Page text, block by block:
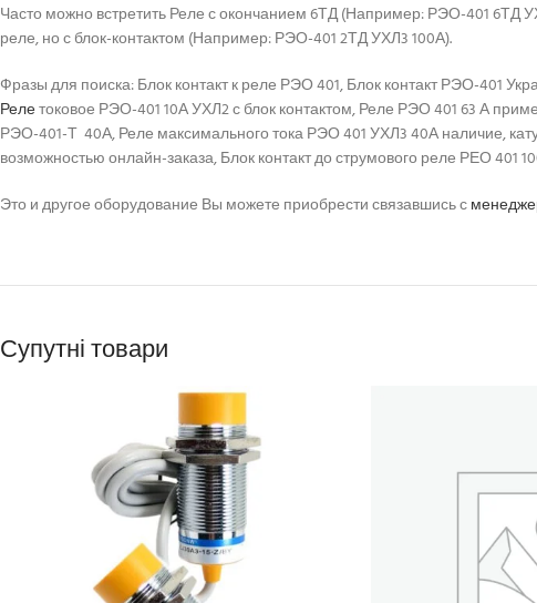
Часто можно встретить Реле с окончанием 6ТД (Например: РЭО-401 6ТД
реле, но с блок-контактом (Например: РЭО-401 2ТД УХЛ3 100А).
Фразы для поиска: Блок контакт к реле РЭО 401, Блок контакт РЭО-401
Релетоковое РЭО-401 10А УХЛ2 с блок контактом, Реле РЭО 401 63 А
РЭО-401-Т 40А, Реле максимального тока РЭО 401 УХЛ3 40А наличие,
возможностью онлайн-заказа, Блок контакт до струмового реле РЕО 401
Это и другое оборудование Вы можете приобрести связавшись с
Супутні товари